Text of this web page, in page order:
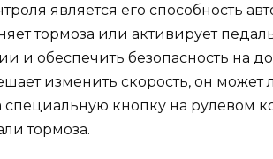
является его способность
тормоза или активирует
и обеспечить безопасность на
изменить скорость, он может
специальную кнопку на рулевом
тормоза.